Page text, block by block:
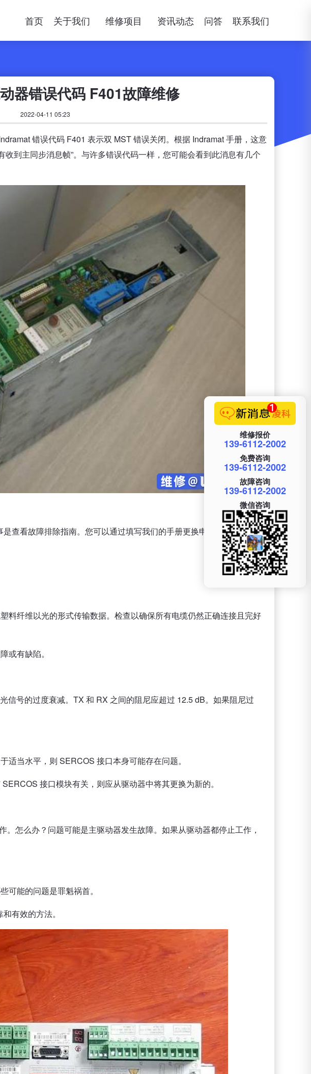
首页 关于我们 维修项目 资讯动态 问答 联系我们
器错误代码 F401故障维修
2022-04-11 05:23
错误代码 F401 表示双 MST 错误关闭。根据 Indramat 手册，这意
到主同步消息帧”。与许多错误代码一样，您可能会看到此消息有几个
查看故障排除指南。您可以通过填写我们的手册更换申请表来获得更换
料纤维以光的形式传输数据。检查以确保所有电缆仍然正确连接且完好
或有缺陷。
信号的过度衰减。TX 和 RX 之间的阻尼应超过 12.5 dB。如果阻尼过
当水平，则 SERCOS 接口本身可能存在问题。
接口模块有关，则应从驱动器中将其更换为新的。
怎么办？问题可能是主驱动器发生故障。如果从驱动器都停止工作，
可能的问题是罪魁祸首。
有效的方法。
维修报价
139-6112-2002
免费咨询
139-6112-2002
故障咨询
139-6112-2002
微信咨询